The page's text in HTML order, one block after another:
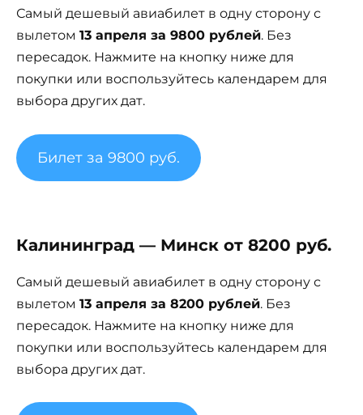
Самый дешевый авиабилет в одну сторону с
вылетом 13 апреля за 9800 рублей. Без
пересадок. Нажмите на кнопку ниже для
покупки или воспользуйтесь календарем для
выбора других дат.
Билет за 9800 руб.
Калининград — Минск от 8200 руб.
Самый дешевый авиабилет в одну сторону с
вылетом 13 апреля за 8200 рублей. Без
пересадок. Нажмите на кнопку ниже для
покупки или воспользуйтесь календарем для
выбора других дат.